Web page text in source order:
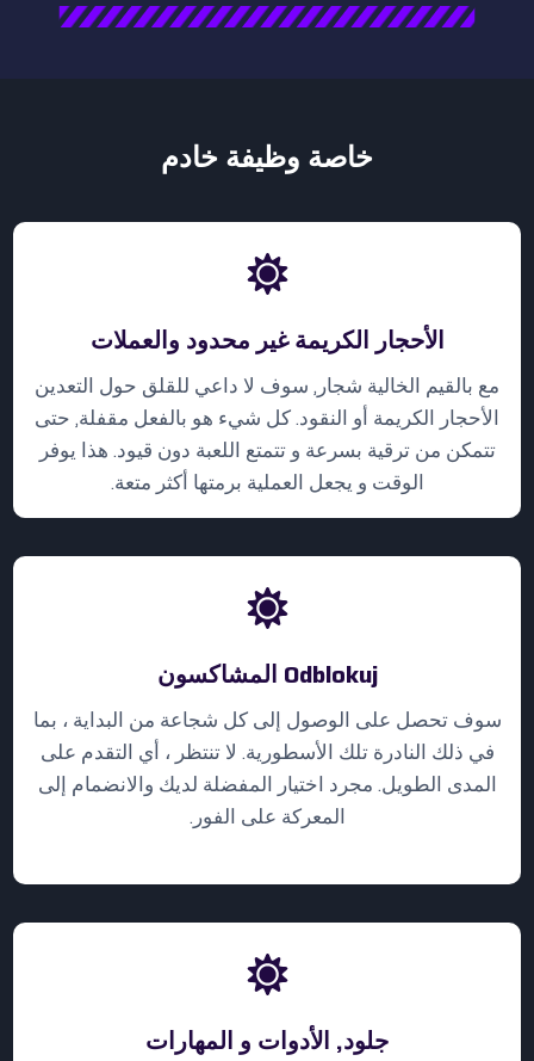
خاصة وظيفة خادم
الأحجار الكريمة غير محدود والعملات
مع بالقيم الخالية شجار, سوف لا داعي للقلق حول التعدين
الأحجار الكريمة أو النقود. كل شيء هو بالفعل مقفلة, حتى
تتمكن من ترقية بسرعة و تتمتع اللعبة دون قيود. هذا يوفر
الوقت و يجعل العملية برمتها أكثر متعة.
Odblokuj المشاكسون
سوف تحصل على الوصول إلى كل شجاعة من البداية ، بما
في ذلك النادرة تلك الأسطورية. لا تنتظر ، أي التقدم على
المدى الطويل. مجرد اختيار المفضلة لديك والانضمام إلى
المعركة على الفور.
جلود, الأدوات و المهارات